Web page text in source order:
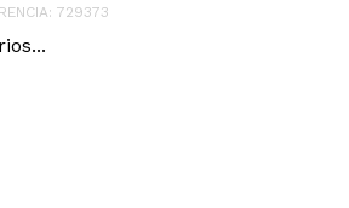
:729373